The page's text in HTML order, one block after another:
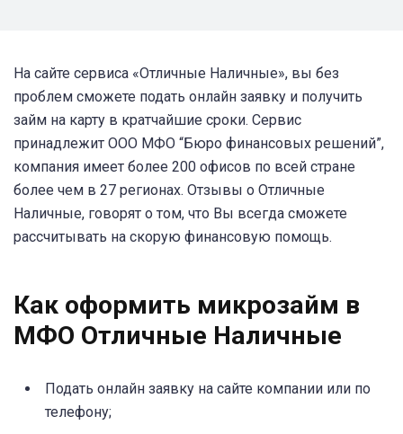
На сайте сервиса «Отличные Наличные», вы без
проблем сможете подать онлайн заявку и получить
займ на карту в кратчайшие сроки. Сервис
принадлежит ООО МФО “Бюро финансовых решений”,
компания имеет более 200 офисов по всей стране
более чем в 27 регионах. Отзывы о Отличные
Наличные, говорят о том, что Вы всегда сможете
рассчитывать на скорую финансовую помощь.
Как оформить микрозайм в
МФО Отличные Наличные
Подать онлайн заявку на сайте компании или по
телефону;